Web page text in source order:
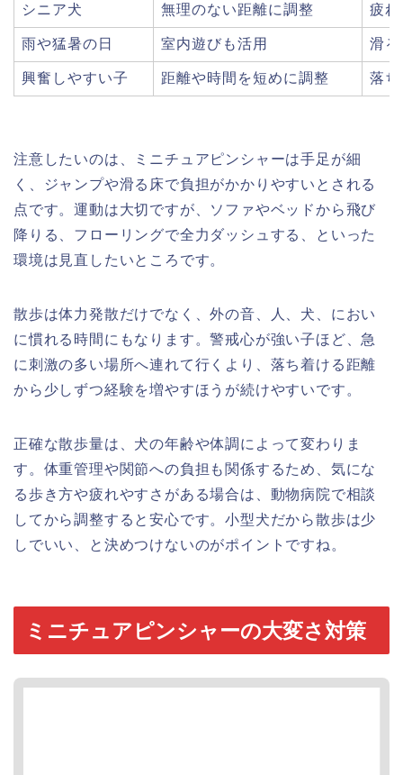
シニア犬 無理のない距離に調整 疲
雨や猛暑の日 室内遊びも活用 滑
興奮しやすい子 距離や時間を短めに調整 落
注意したいのは、ミニチュアピンシャーは手足が細
く、ジャンプや滑る床で負担がかかりやすいとされる
点です。運動は大切ですが、ソファやベッドから飛び
降りる、フローリングで全力ダッシュする、といった
環境は見直したいところです。
散歩は体力発散だけでなく、外の音、人、犬、におい
に慣れる時間にもなります。警戒心が強い子ほど、急
に刺激の多い場所へ連れて行くより、落ち着ける距離
から少しずつ経験を増やすほうが続けやすいです。
正確な散歩量は、犬の年齢や体調によって変わりま
す。体重管理や関節への負担も関係するため、気にな
る歩き方や疲れやすさがある場合は、動物病院で相談
してから調整すると安心です。小型犬だから散歩は少
しでいい、と決めつけないのがポイントですね。
ミニチュアピンシャーの大変さ対策